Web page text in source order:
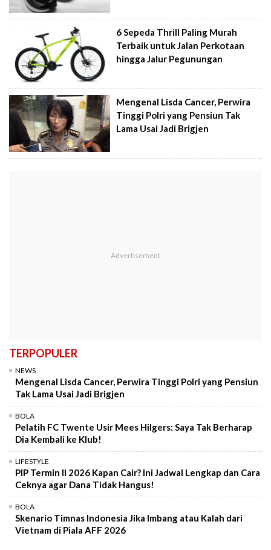
6 Sepeda Thrill Paling Murah
Terbaik untuk Jalan Perkotaan
hingga Jalur Pegunungan
Mengenal Lisda Cancer, Perwira
Tinggi Polri yang Pensiun Tak
Lama Usai Jadi Brigjen
TERPOPULER
NEWS
Mengenal Lisda Cancer, Perwira Tinggi Polri yang Pensiun
Tak Lama Usai Jadi Brigjen
BOLA
Pelatih FC Twente Usir Mees Hilgers: Saya Tak Berharap
Dia Kembali ke Klub!
LIFESTYLE
PIP Termin II 2026 Kapan Cair? Ini Jadwal Lengkap dan Cara
Ceknya agar Dana Tidak Hangus!
BOLA
Skenario Timnas Indonesia Jika Imbang atau Kalah dari
Vietnam di Piala AFF 2026